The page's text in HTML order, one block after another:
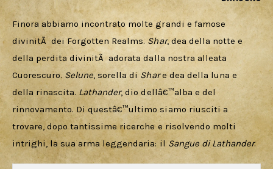
Finora abbiamo incontrato molte grandi e famose
divinitÃ  dei Forgotten Realms. Shar, dea della notte e
della perdita divinitÃ  adorata dalla nostra alleata
Cuorescuro. Selune, sorella di Shar e dea della luna e
della rinascita. Lathander, dio dellâ€™alba e del
rinnovamento. Di questâ€™ultimo siamo riusciti a
trovare, dopo tantissime ricerche e risolvendo molti
intrighi, la sua arma leggendaria: il Sangue di Lathander.